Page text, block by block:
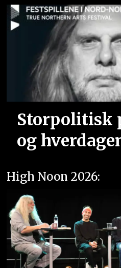
Storpolitisk
og
High Noon 2026: